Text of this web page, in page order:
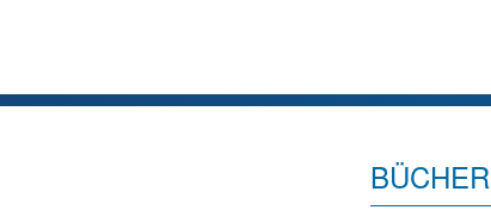
BÜCHER